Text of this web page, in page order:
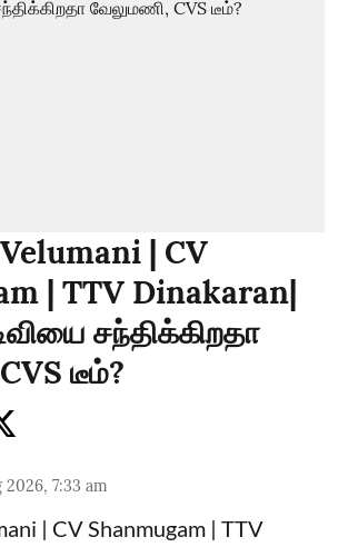
| CV
| TTV Dinakaran|
சந்திக்கிறதா
டீம்?
2026, 7:33 am
| CV Shanmugam | TTV